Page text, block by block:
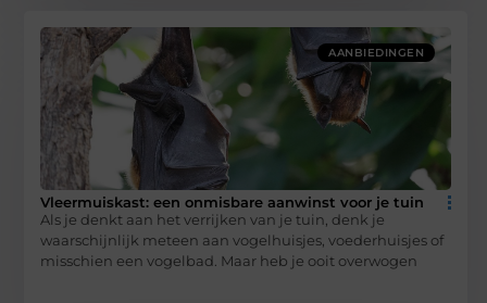
AANBIEDINGEN
Vleermuiskast: een onmisbare aanwinst voor je tuin
Als je denkt aan het verrijken van je tuin, denk je
waarschijnlijk meteen aan vogelhuisjes, voederhuisjes of
misschien een vogelbad. Maar heb je ooit overwogen